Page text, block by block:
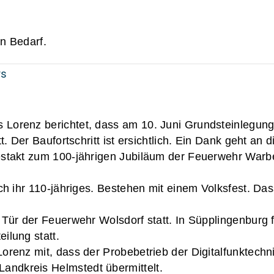
Bedarf.
berichtet, dass am 10. Juni
Der Baufortschritt ist ersichtlich. Ein Dank geht an
zum 100-jährigen Jubiläum der Feuerwehr
ihr 110-jähriges. Bestehen mit einem Volksfest.
der Feuerwehr Wolsdorf statt. In
statt.
mit, dass der Probebetrieb der
Helmstedt übermittelt.